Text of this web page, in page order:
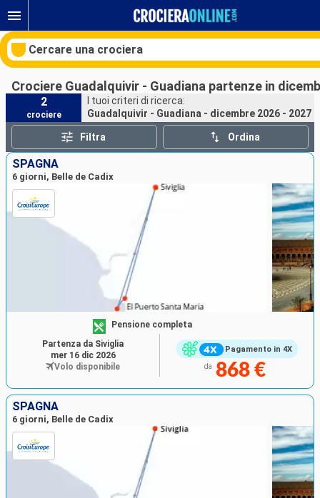
Cercare una crociera
Le nostre destinazioni
Mesi di partenza
Porti Compagnie
Crociere Guadalquivir - Guadiana partenze in
2
crociere
I tuoi criteri di ricerca:
Guadalquivir - Guadiana - dicembre 2026 - 2027
Filtra Ordina
SPAGNA
6 giorni, Belle de Cadix
Pagamento in 4X
Pensione completa
da 868 €
Partenza da Siviglia
mer 16 dic 2026
Volo disponibile
SPAGNA
6 giorni, Belle de Cadix